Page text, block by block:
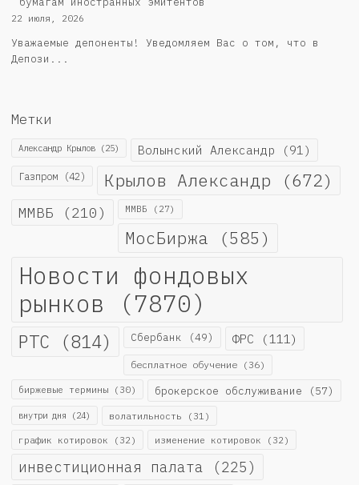
22 июля, 2026
Уважаемые депоненты! Уведомляем Вас о том, что в
Депози...
Метки
Александр Крылов (25) Волынский Александр (91)
Газпром (42) Крылов Александр (672)
ММВБ (210) ММВБ (27)
МосБиржа (585)
Новости фондовых
рынков (7870)
РТС (814) Сбербанк (49) ФРС (111)
бесплатное обучение (36)
биржевые термины (30) брокерское обслуживание (57)
внутри дня (24) волатильность (31)
график котировок (32) изменение котировок (32)
инвестиционная палата (225)